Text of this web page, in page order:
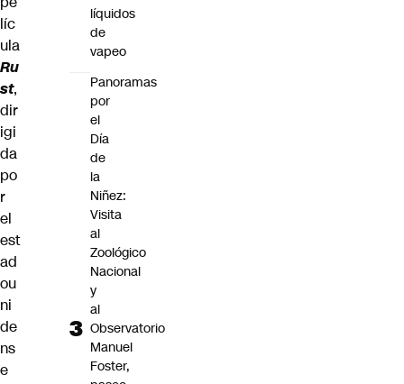
líc
ula
Ru
st,
dir
igi
da
po
r
el
est
ad
ou
ni
de
ns
e
líquidos
de
vapeo
Panoramas
por
el
Día
de
la
Niñez:
Visita
al
Zoológico
Nacional
y
al
Observatorio
Manuel
Foster,